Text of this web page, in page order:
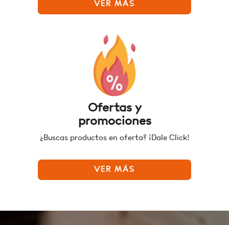
VER MÁS
Ofertas y
promociones
¿Buscas productos en oferta? ¡Dale Click!
VER MÁS